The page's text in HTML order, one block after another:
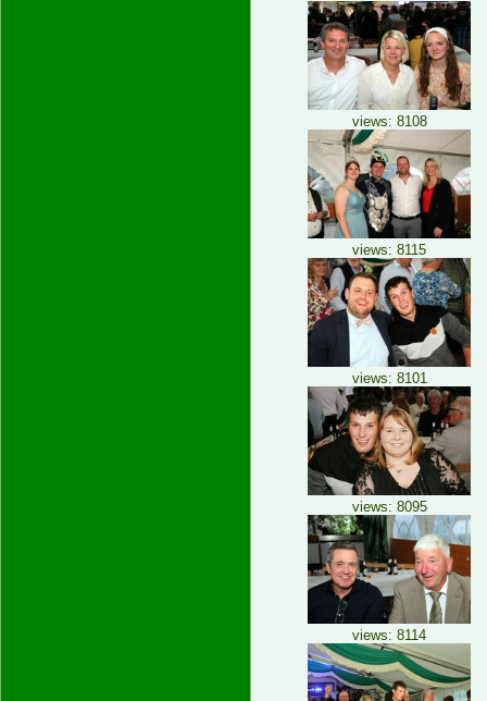
views: 8108
views: 8115
views: 8101
views: 8095
views: 8114